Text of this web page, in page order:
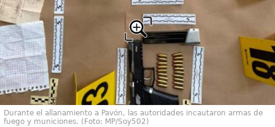
Durante el allanamiento a Pavón, las autoridades incautaron armas de
fuego y municiones. (Foto: MP/Soy502)